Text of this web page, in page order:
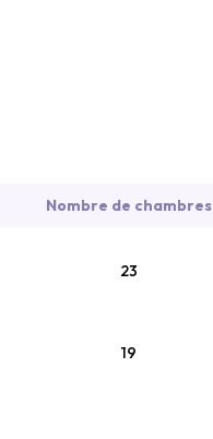
Nombre de chambres
23
19